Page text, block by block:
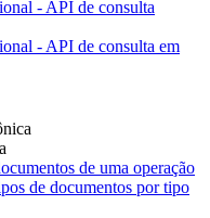
- API de consulta
- API de consulta em
de uma operação
de documentos por tipo